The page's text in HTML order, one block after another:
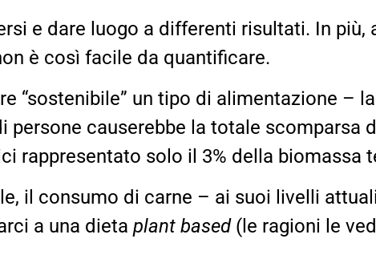
e dare luogo a differenti risultati. In più,
è così facile da quantificare.
“sostenibile” un tipo di alimentazione –
persone causerebbe la totale scomparsa
rappresentato solo il 3% della biomassa
il consumo di carne – ai suoi livelli
a una dieta plant based(le ragioni le